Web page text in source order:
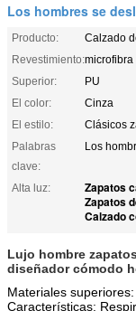
Los hombres se
Producto:
Calzado
Revestimiento:microfibra
Superior:
PU
El color:
Cinza
El estilo:
Clásicos
Palabras
clave:
Los
Alta luz: Zapatos
Zapatos
Calzado
Lujo hombre
diseñador cómodo
Materiales
Características: